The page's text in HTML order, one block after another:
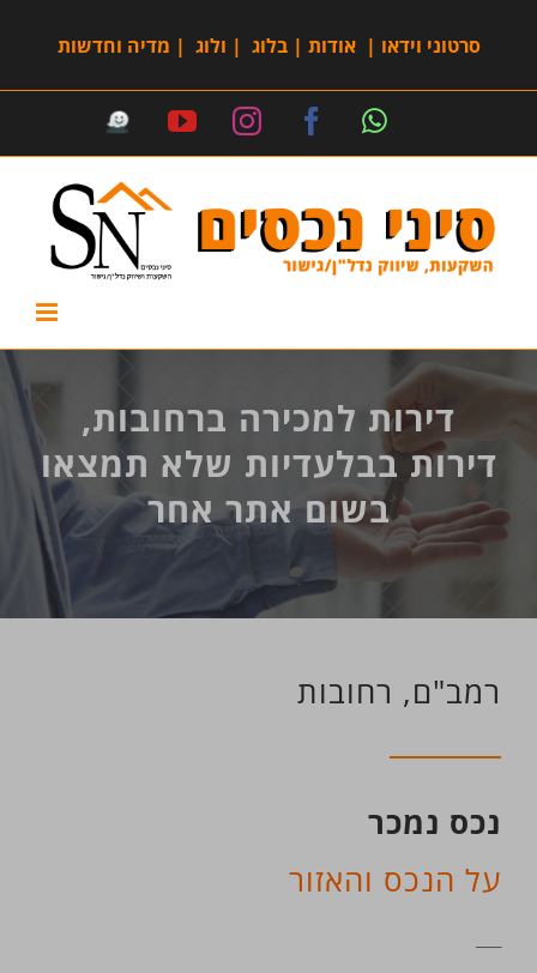
סרטוני וידאו |אודות |בלוג | ולוג | מדיה וחדשות
דירות למכירה ברחובות,
דירות בבלעדיות שלא תמצאו
בשום אתר אחר
רמב"ם, רחובות
נכס נמכר
על הנכס והאזור